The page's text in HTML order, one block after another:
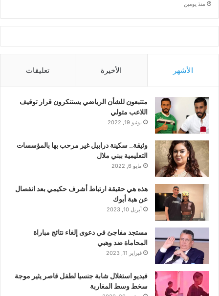
منذ يومين
الأشهر الأخيرة تعليقات
متتبعون للشأن الرياضي يستنكرون قرار توقيف
اللاعب متولي
يونيو 19, 2022
وثيقة.. سكينة درابيل غير مرحب بها بالمؤسسات
التعليمية ببني ملال
مايو 6, 2022
هذه هي حقيقة ارتباط أشرف حكيمي بعد انفصال
عن هبة أبوك
أبريل 10, 2023
مستجد مفاجئ في دعوى إلغاء نتائج مباراة
المحاماة ضد وهبي
فبراير 11, 2023
فيديو استغلال شابة جنسيا لطفل قاصر يثير موجة
سخط وسط المغاربة